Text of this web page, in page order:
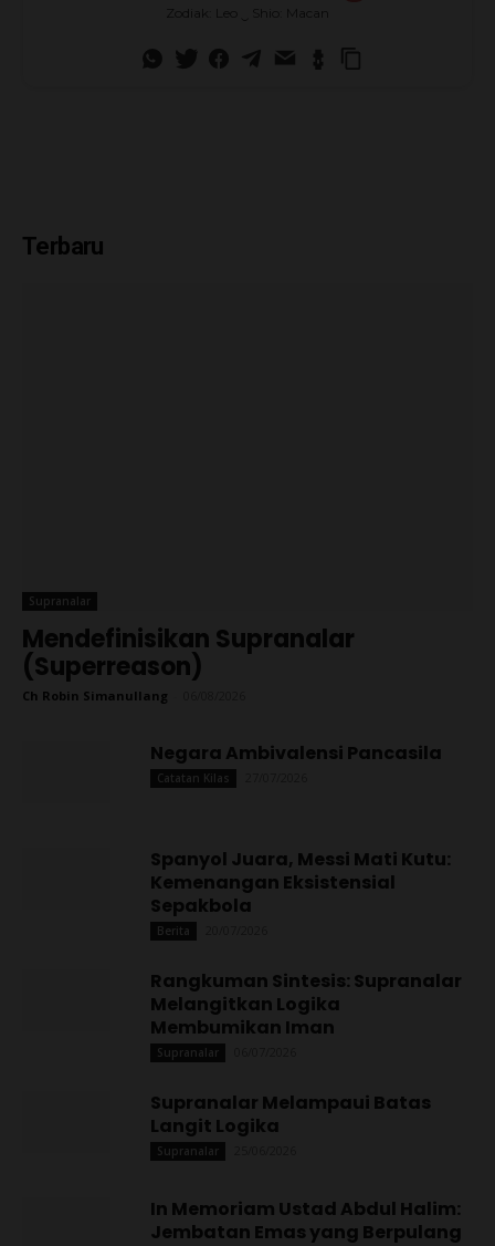
Zodiak: Leo ‿ Shio: Macan
Terbaru
Supranalar
Mendefinisikan Supranalar
(Superreason)
Ch Robin Simanullang
Negara Ambivalensi Pancasila
Catatan Kilas
Spanyol Juara, Messi Mati Kutu:
Kemenangan Eksistensial
Sepakbola
Berita
Rangkuman Sintesis: Supranalar
Melangitkan Logika
Membumikan Iman
Supranalar
Supranalar Melampaui Batas
Langit Logika
Supranalar
In Memoriam Ustad Abdul Halim:
Jembatan Emas yang Berpulang